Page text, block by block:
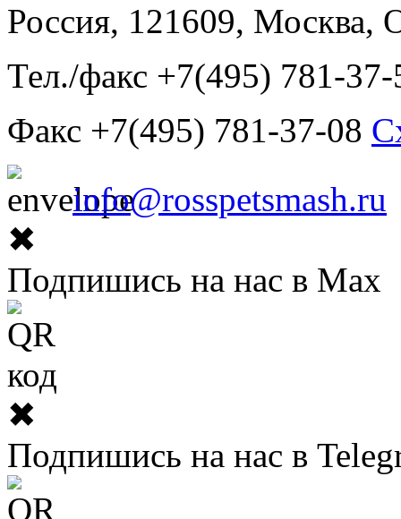
Россия, 121609, Москва,
Тел./факс +7(495) 781-37-
Факс +7(495) 781-37-08
info@rosspetsmash.ru
✖
Подпишись на нас в Max
✖
Подпишись на нас в